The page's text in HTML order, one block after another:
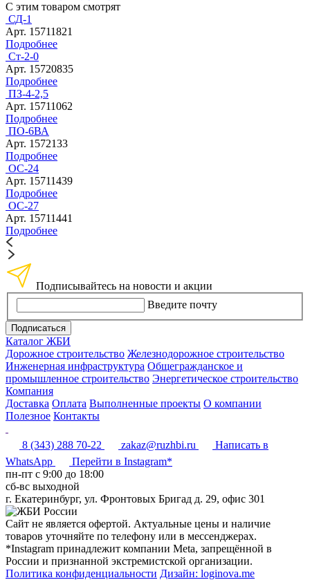
С этим товаром смотрят
СД-1
Арт. 15711821
Подробнее
Ст-2-0
Арт. 15720835
Подробнее
ПЗ-4-2,5
Арт. 15711062
Подробнее
ПО-6ВА
Арт. 1572133
Подробнее
ОС-24
Арт. 15711439
Подробнее
ОС-27
Арт. 15711441
Подробнее
Подписывайтесь на новости и акции
Введите почту
Подписаться
Каталог ЖБИ
Дорожное строительство Железнодорожное строительство
Инженерная инфраструктура Общегражданское и
промышленное строительство Энергетическое строительство
Компания
Доставка Оплата Выполненные проекты О компании
Полезное Контакты
8 (343) 288 70-22 zakaz@ruzhbi.ru
Написать в
WhatsApp
Перейти в Instagram*
пн-пт c 9:00 до 18:00
сб-вс выходной
г. Екатеринбург, ул. Фронтовых Бригад д. 29, офис 301
Сайт не является офертой. Актуальные цены и наличие
товаров уточняйте по телефону или в мессенджерах.
*Instagram принадлежит компании Meta, запрещённой в
России и признанной экстремистской организации.
Политика конфиденциальности Дизайн: loginova.me